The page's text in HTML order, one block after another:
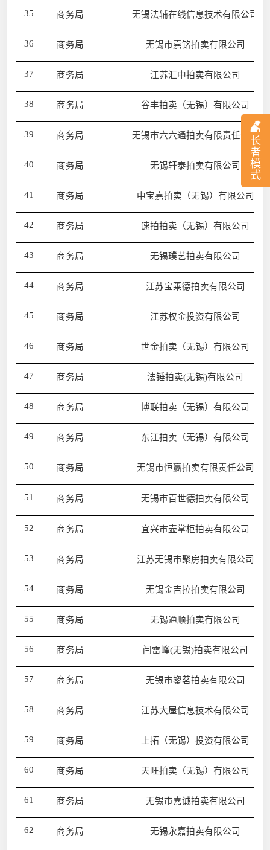
长
者
模
式
35 商务局 无锡法辅在线信息技术有限公司
36 商务局 无锡市嘉铭拍卖有限公司
37 商务局 江苏汇中拍卖有限公司
38 商务局 谷丰拍卖（无锡）有限公司
39 商务局 无锡市六六通拍卖有限责任公司
40 商务局 无锡轩泰拍卖有限公司
41 商务局 中宝嘉拍卖（无锡）有限公司
42 商务局 速拍拍卖（无锡）有限公司
43 商务局 无锡璞艺拍卖有限公司
44 商务局 江苏宝莱德拍卖有限公司
45 商务局 江苏权金投资有限公司
46 商务局 世金拍卖（无锡）有限公司
47 商务局 法锤拍卖(无锡)有限公司
48 商务局 博联拍卖（无锡）有限公司
49 商务局 东江拍卖（无锡）有限公司
50 商务局 无锡市恒赢拍卖有限责任公司
51 商务局 无锡市百世德拍卖有限公司
52 商务局 宜兴市壶掌柜拍卖有限公司
53 商务局 江苏无锡市聚房拍卖有限公司
54 商务局 无锡金吉拉拍卖有限公司
55 商务局 无锡通顺拍卖有限公司
56 商务局 闫雷峰(无锡)拍卖有限公司
57 商务局 无锡市鋆茗拍卖有限公司
58 商务局 江苏大屋信息技术有限公司
59 商务局 上拓（无锡）投资有限公司
60 商务局 天旺拍卖（无锡）有限公司
61 商务局 无锡市嘉诚拍卖有限公司
62 商务局 无锡永嘉拍卖有限公司